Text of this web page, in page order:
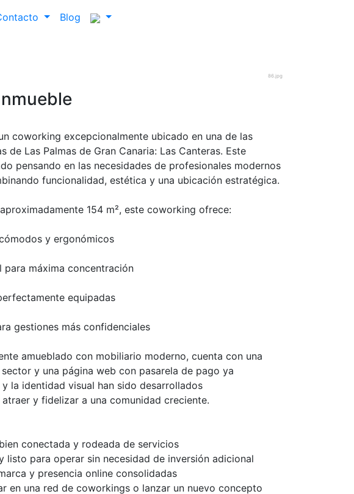
Blog
86.jpg
coworking excepcionalmente ubicado en una de las
de Las Palmas de Gran Canaria: Las Canteras. Este
pensando en las necesidades de profesionales modernos
funcionalidad, estética y una ubicación estratégica.
154 m², este coworking ofrece:
y ergonómicos
para máxima concentración
equipadas
gestiones más confidenciales
amueblado con mobiliario moderno, cuenta con una
y una página web con pasarela de pago ya
la identidad visual han sido desarrollados
y fidelizar a una comunidad creciente.
conectada y rodeada de servicios
listo para operar sin necesidad de inversión adicional
y presencia online consolidadas
en una red de coworkings o lanzar un nuevo concepto